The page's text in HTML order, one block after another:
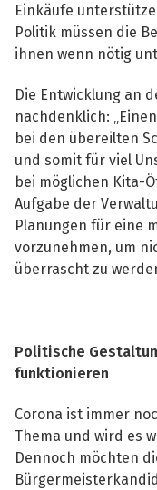
Einkäufe
Politik müssen die
ihnen wenn nötig
Die Entwicklung an
nachdenklich:
bei den übereilten
und somit für viel
bei möglichen Kita-
Aufgabe der
Planungen für eine
vorzunehmen, um
überrascht zu
Politische
funktionieren
Corona ist immer
Thema und wird es
Dennoch möchten